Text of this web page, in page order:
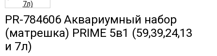
PR-784606 Аквариумный набор
(матрешка) PRIME 5в1 (59,39,24,13
и 7л)